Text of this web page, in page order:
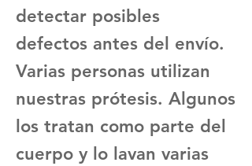
detectar posibles
defectos antes del envío.
Varias personas utilizan
nuestras prótesis. Algunos
los tratan como parte del
cuerpo y lo lavan varias